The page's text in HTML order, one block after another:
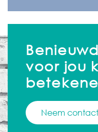
voor jou
Neem